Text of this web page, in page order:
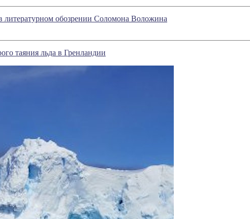
литературном обозрении Соломона Воложина
таяния льда в Гренландии